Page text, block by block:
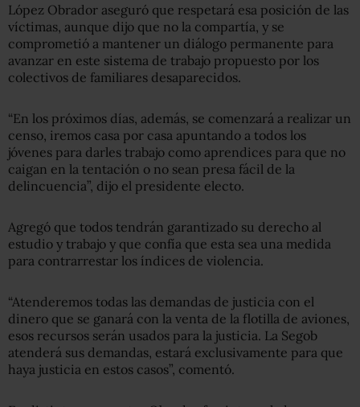
López Obrador aseguró que respetará esa posición de las
víctimas, aunque dijo que no la compartía, y se
comprometió a mantener un diálogo permanente para
avanzar en este sistema de trabajo propuesto por los
colectivos de familiares desaparecidos.
“En los próximos días, además, se comenzará a realizar un
censo, iremos casa por casa apuntando a todos los
jóvenes para darles trabajo como aprendices para que no
caigan en la tentación o no sean presa fácil de la
delincuencia”, dijo el presidente electo.
Agregó que todos tendrán garantizado su derecho al
estudio y trabajo y que confía que esta sea una medida
para contrarrestar los índices de violencia.
“Atenderemos todas las demandas de justicia con el
dinero que se ganará con la venta de la flotilla de aviones,
esos recursos serán usados para la justicia. La Segob
atenderá sus demandas, estará exclusivamente para que
haya justicia en estos casos”, comentó.